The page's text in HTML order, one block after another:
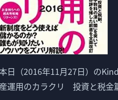
日（2016年11月27日）の
産運用のカラクリ 投資と税金